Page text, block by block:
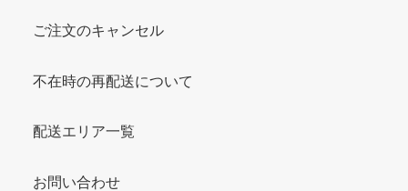
ご注文のキャンセル
不在時の再配送について
配送エリア一覧
お問い合わせ